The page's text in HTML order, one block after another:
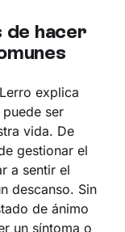
de hacer
explica
ser
vida. De
gestionar el
a sentir el
descanso. Sin
de ánimo
un síntoma o